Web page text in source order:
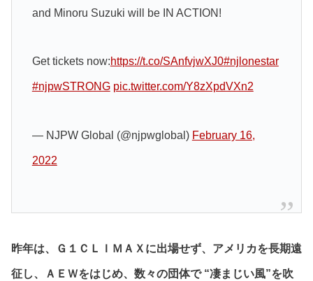
and Minoru Suzuki will be IN ACTION!
Get tickets now:https://t.co/SAnfvjwXJ0#njlonestar
#njpwSTRONG pic.twitter.com/Y8zXpdVXn2
— NJPW Global (@njpwglobal) February 16,
2022
昨年は、Ｇ１ＣＬＩＭＡＸに出場せず、アメリカを長期遠
征し、ＡＥＷをはじめ、数々の団体で “凄まじい風”を吹